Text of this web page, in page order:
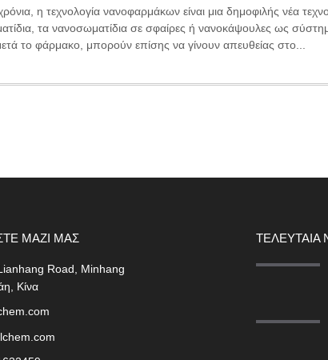
η τεχνολογία νανοφαρμάκων είναι μια δημοφιλής νέα
τα νανοσωματίδια σε σφαίρες ή νανοκάψουλες ως
το φάρμακο, μπορούν επίσης να γίνουν απευθείας στο...
ΜΑΖΊ ΜΑΣ
Road, Minhang
Κίνα
ΤΕΛΕΥΤΑΊΑ